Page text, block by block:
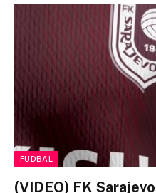
FUDBAL
(VIDEO) FK